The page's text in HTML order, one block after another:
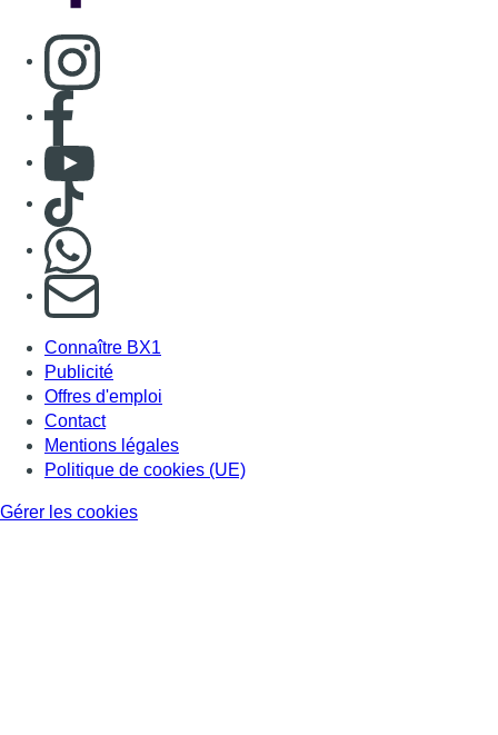
Consulter page Instagram
Consulter page Facebook
Consulter Youtube
Consulter TikTok
S'abonner à notre newsletter
Connaître BX1
Publicité
Offres d'emploi
Contact
Mentions légales
Politique de cookies (UE)
Gérer les cookies